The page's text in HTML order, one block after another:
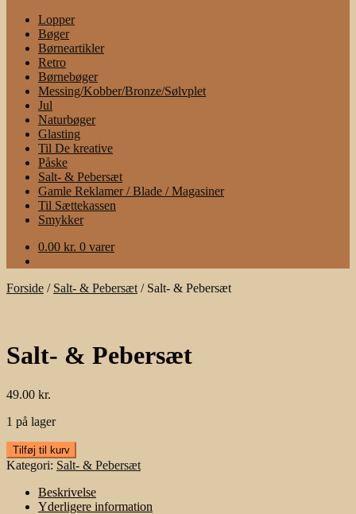
Lopper
Bøger
Børneartikler
Retro
Børnebøger
Messing/Kobber/Bronze/Sølvplet
Jul
Naturbøger
Glasting
Til De kreative
Påske
Salt- & Pebersæt
Gamle Reklamer / Blade / Magasiner
Til Sættekassen
Smykker
0.00 kr. 0 varer
Forside / Salt- & Pebersæt / Salt- & Pebersæt
Salt- & Pebersæt
49.00 kr.
1 på lager
Salt-
&
Pebersæt
antal
Tilføj til kurv
Kategori: Salt- & Pebersæt
Beskrivelse
Yderligere information